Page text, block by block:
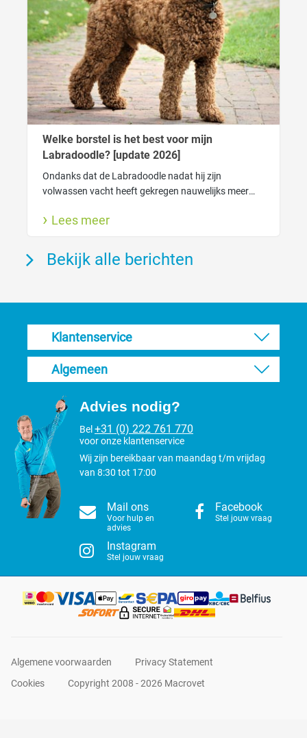
Welke borstel is het best voor mijn
Labradoodle? [update 2026]
Ondanks dat de Labradoodle nadat hij zijn
volwassen vacht heeft gekregen nauwelijks meer
nodig. Zo houdt je de vacht gezond.
Lees meer
Bekijk alle berichten
Klantenservice
Algemeen
Advies nodig?
Bel +31 (0) 222 761 770
voor onze klantenservice
Wij zijn bereikbaar van maandag t/m vrijdag
van 8:30 tot 17:00
Mail ons
Voor hulp en
advies
Facebook
Stel jouw vraag
Instagram
Stel jouw vraag
Algemene voorwaarden
Privacy Statement
Cookies
Copyright 2008 - 2026 Macrovet